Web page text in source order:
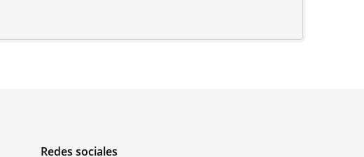
Redes sociales